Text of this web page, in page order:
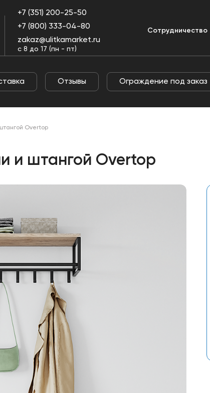
+7 (351) 200-25-50
+7 (800) 333-04-80
zakaz@ulitkamarket.ru
с 8 до 17 (пн - пт)
Сотрудничество
Отзывы Ограждение под заказ
Оплата и
доставка
Ограждение
Overtop
и штангой Overtop